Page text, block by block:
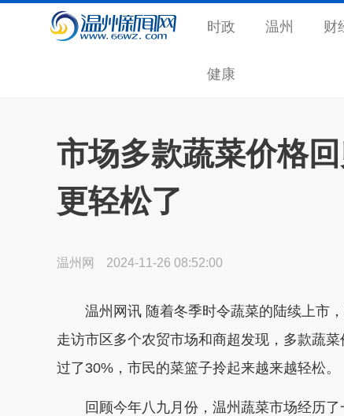
时政 温州 财
健康
市场多款蔬菜价格
更轻松了
温州网 2024-11-26 08:52:00
温州网讯 随着冬季时令蔬菜的陆续上市，
走访市区多个农贸市场和商超发现，多款蔬
过了30%，市民的菜篮子拎起来越来越轻松。
回顾今年八九月份，温州蔬菜市场经历了